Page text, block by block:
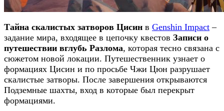
Тайна скалистых затворов Цисин в Genshin Impact –
задание мира, входящее в цепочку квестов Записи о
путешествии вглубь Разлома, которая тесно связана с
сюжетом новой локации. Путешественник узнает о
формациях Цисин и по просьбе Чжи Цюн разрушает
скалистые затворы. После завершения открываются
Подземные шахты, вход в которые был перекрыт
формациями.